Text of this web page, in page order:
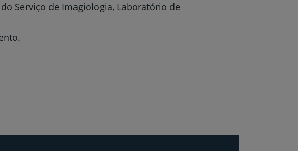
Serviço de Imagiologia, Laboratório de